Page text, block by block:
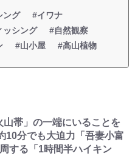
ング
#イワナ
ッシング
#自然観察
#山小屋 #高山植物
山帯」の一端にいることを
10分でも大迫力「吾妻小富
する「1時間半ハイキン